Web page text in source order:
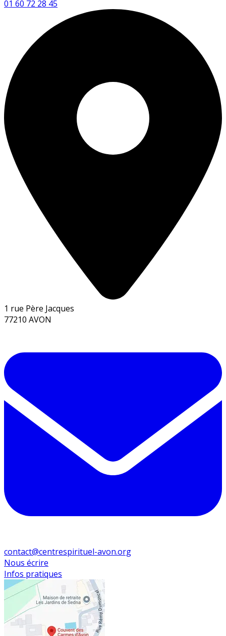
01 60 72 28 45
1 rue Père Jacques
77210 AVON
contact@centrespirituel-avon.org
Nous écrire
Infos pratiques